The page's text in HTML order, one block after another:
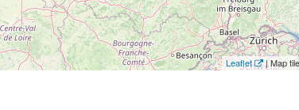
Leaflet | Map